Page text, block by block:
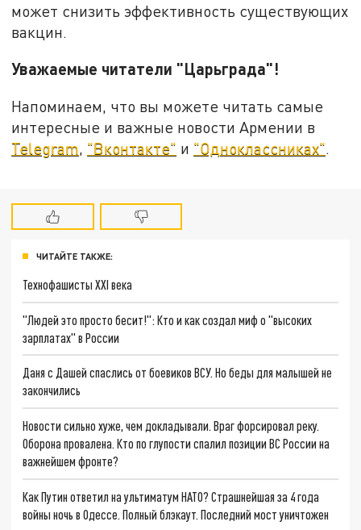
может снизить эффективность существующих
вакцин.
Уважаемые читатели "Царьграда"!
Напоминаем, что вы можете читать самые
интересные и важные новости Армении в
Telegram, "Вконтакте" и "Одноклассниках".
ЧИТАЙТЕ ТАКЖЕ:
Технофашисты XXI века
"Людей это просто бесит!": Кто и как создал миф о "высоких
зарплатах" в России
Даня с Дашей спаслись от боевиков ВСУ. Но беды для малышей не
закончились
Новости сильно хуже, чем докладывали. Враг форсировал реку.
Оборона провалена. Кто по глупости спалил позиции ВС России на
важнейшем фронте?
Как Путин ответил на ультиматум НАТО? Страшнейшая за 4 года
войны ночь в Одессе. Полный блэкаут. Последний мост уничтожен